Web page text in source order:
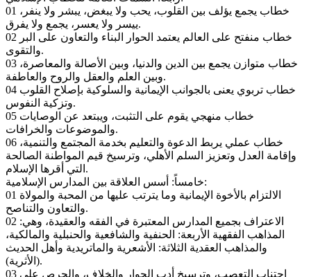
01 خطاب يجمع يؤلف بين القلوب، يحب ولا يبغض، يبشر ولا ينفر،
ييسر ولا يعسر، يجمع ولا يفرق.
02 خطاب منفتح على العالم يعتمد الحوار البناء والتعاون على البر
والتقوى.
03 خطاب متوازن يجمع بين الدين والدنيا، وبين الأصالة والمعاصرة،
وبين العلم والعقل والروح والعاطفة.
04 خطاب تربوي يعنى بالجوانب الإيمانية والسلوكية بإصلاح القلوب
وتزكية النفوس.
05 خطاب منهجي يقوم على التثبت، ويبتعد عن الوصايات
والموضوعات والخرافات.
06 خطاب عملي يربط الدعوة والتعليم بخدمة المجتمع والتنمية،
وإقامة العدل وتعزيز السلم الأهلي، وترسيخ قيم المواطنة الصالحة
التي أقرها الإسلام.
خامساً: أسس العلاقة بين المدارس الإسلامية:
01 الالتزام بالأخوة الإيمانية وما يترتب عليها من المحبة والمولاة
والتعاون والتناصح.
02 الاعتراف بجميع المدارس المعتبرة في الفقه والعقيدة، وهي:
المذاهب الفقهية الأربعة: الحنفية والشافعية والحنبلية والمالكية،
والمذاهب العقدية الثلاثة: الأشعرية والماتريدية وأهل الحديث
(الأثرية).
03 اجتناب التعصب، وترسيخ أدب الحوار والخلاف، والحرص على